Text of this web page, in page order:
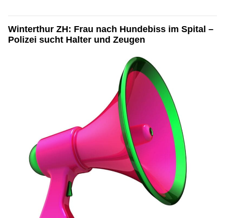
Winterthur ZH: Frau nach Hundebiss im Spital –
Polizei sucht Halter und Zeugen